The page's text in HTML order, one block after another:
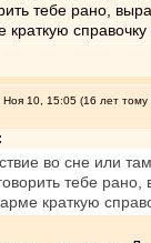
тебе рано,
10, 15:05 (16 лет тому
во сне или
тебе
краткую